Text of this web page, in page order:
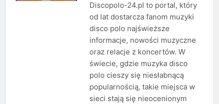
Discopolo-24.pl to portal, który
od lat dostarcza fanom muzyki
disco polo najświeższe
informacje, nowości muzyczne
oraz relacje z koncertów. W
świecie, gdzie muzyka disco
polo cieszy się niesłabnącą
popularnością, takie miejsca w
sieci stają się nieocenionym